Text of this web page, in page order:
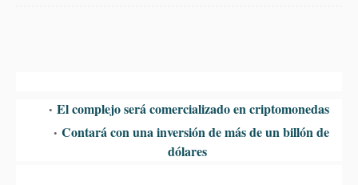
El complejo será comercializado en criptomonedas
Contará con una inversión de más de un billón de
dólares